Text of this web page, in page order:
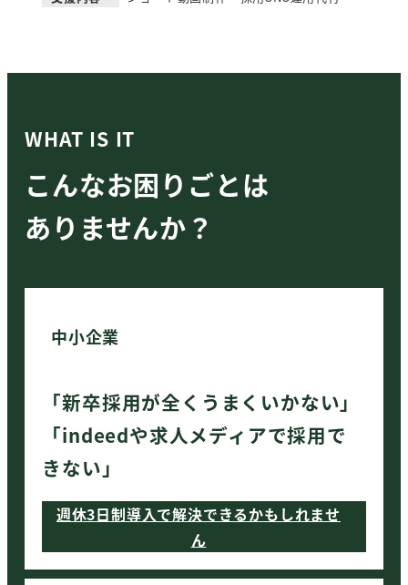
WHAT IS IT
こんなお困りごとは
ありませんか？
中小企業
「新卒採用が全くうまくいかない」
「indeedや求人メディアで採用で
きない」
週休3日制導入で解決できるかもしれませ
ん